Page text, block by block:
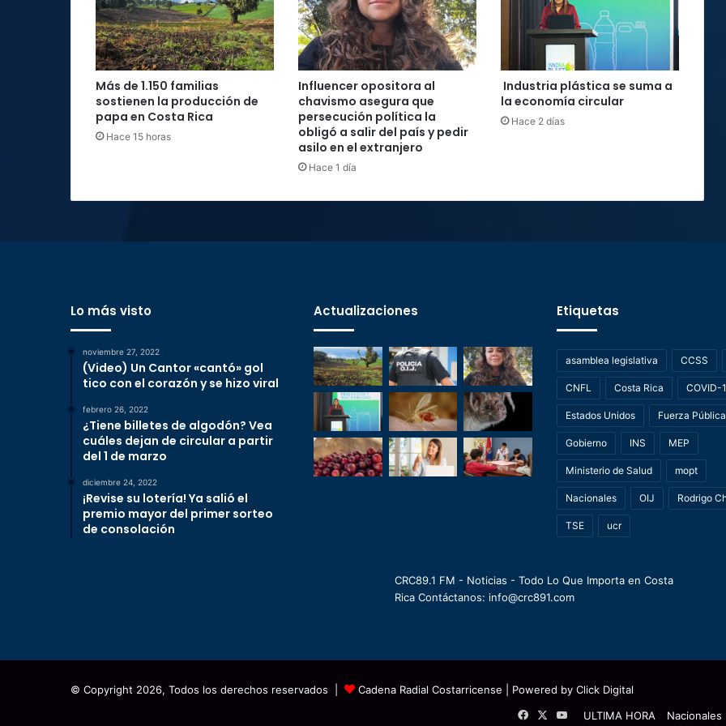
Más de 1.150 familias
sostienen la producción de
papa en Costa Rica
Hace 15 horas
Influencer opositora al
chavismo asegura que
persecución política la
obligó a salir del país y pedir
asilo en el extranjero
Hace 1 día
Industria plástica se suma a
la economía circular
Hace 2 días
Lo más visto
noviembre 27, 2022
(Video) Un Cantor «cantó» gol
tico con el corazón y se hizo viral
febrero 26, 2022
¿Tiene billetes de algodón? Vea
cuáles dejan de circular a partir
del 1 de marzo
diciembre 24, 2022
¡Revise su lotería! Ya salió el
premio mayor del primer sorteo
de consolación
Actualizaciones Etiquetas
asamblea legislativa CCSS
CNFL Costa Rica COVID-
Estados Unidos Fuerza Pública
Gobierno INS MEP
Ministerio de Salud mopt
Nacionales OIJ Rodrigo
TSE ucr
CRC89.1 FM - Noticias - Todo Lo Que Importa en Costa
Rica Contáctanos: info@crc891.com
© Copyright 2026, Todos los derechos reservados | Cadena Radial Costarricense | Powered by Click Digital
ULTIMA HORA
Nacionales
Facebook
X YouTube